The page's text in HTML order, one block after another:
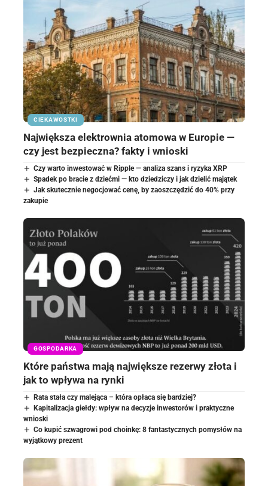
CIEKAWOSTKI
Największa elektrownia atomowa w Europie —
czy jest bezpieczna? fakty i wnioski
Czy warto inwestować w Ripple — analiza szans i ryzyka XRP
Spadek po bracie z dziećmi — kto dziedziczy i jak dzielić majątek
Jak skutecznie negocjować cenę, by zaoszczędzić do 40% przy
zakupie
GOSPODARKA
Które państwa mają największe rezerwy złota i
jak to wpływa na rynki
Rata stała czy malejąca – która opłaca się bardziej?
Kapitalizacja giełdy: wpływ na decyzje inwestorów i praktyczne
wnioski
Co kupić szwagrowi pod choinkę: 8 fantastycznych pomysłów na
wyjątkowy prezent